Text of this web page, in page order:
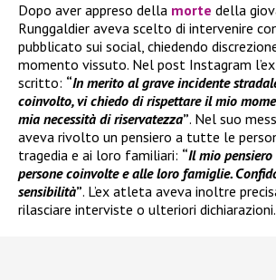
Dopo aver appreso della morte della
Runggaldier aveva scelto di intervenire
pubblicato sui social, chiedendo
momento vissuto. Nel post Instagram
scritto: “In merito al grave incidente
coinvolto, vi chiedo di rispettare il mio
mia necessità di riservatezza”. Nel suo
aveva rivolto un pensiero a tutte le
tragedia e ai loro familiari: “Il mio
persone coinvolte e alle loro famiglie.
sensibilità”. L’ex atleta aveva inoltre
rilasciare interviste o ulteriori dichiarazioni.